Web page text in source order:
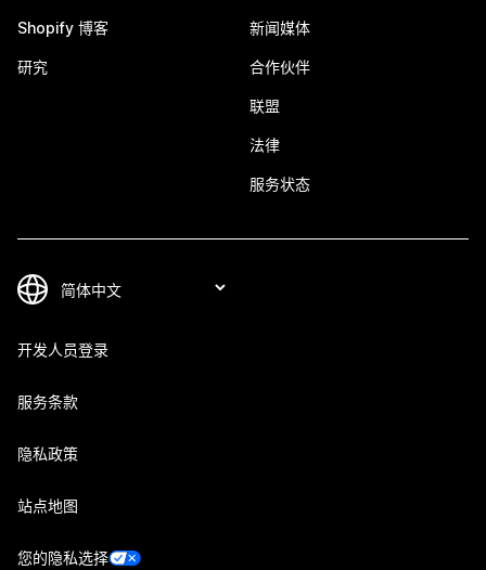
Shopify 博客
研究
新闻媒体
合作伙伴
联盟
法律
服务状态
开发人员登录
服务条款
隐私政策
站点地图
您的隐私选择